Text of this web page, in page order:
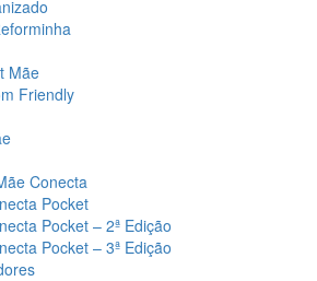
Mãe
Friendly
Conecta
Pocket
Pocket – 2ª Edição
Pocket – 3ª Edição